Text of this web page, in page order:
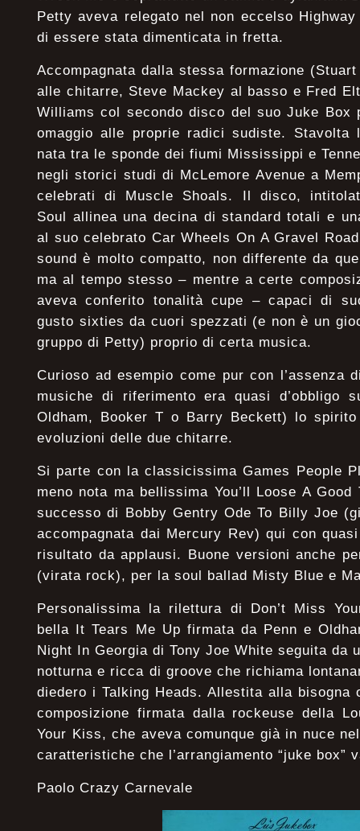
Petty aveva relegato nel non eccelso
di essere stata dimenticata in fretta.
Accompagnata dalla stessa formazione
alle chitarre, Steve Mackey al basso e Fred
Williams col secondo disco del suo Juke Box
omaggio alle proprie radici sudiste. Stavolta
nata tra le sponde dei fiumi Mississippi e
negli storici studi di McLemore Avenue a
celebrati di Muscle Shoals. Il disco,
Soul allinea una decina di standard totali e
al suo celebrato Car Wheels On A Gravel
sound è molto compatto, non differente da
ma al tempo stesso – mentre a certe
aveva conferito tonalità cupe – capaci di
gusto sixties da cuori spezzati (e non è un
gruppo di Petty) proprio di certa musica.
Curioso ad esempio come pur con l’assenza
musiche di riferimento era quasi d’obbligo
Oldham, Booker T o Barry Beckett) lo
evoluzioni delle due chitarre.
Si parte con la classicissima Games People
meno nota ma bellissima You’ll Loose A
successo di Bobby Gentry Ode To Billy Joe
accompagnata dai Mercury Rev) qui con
risultato da applausi. Buone versioni anche
(virata rock), per la soul ballad Misty Blue e
Personalissima la rilettura di Don’t Miss
bella It Tears Me Up firmata da Penn e
Night In Georgia di Tony Joe White seguita da
notturna e ricca di groove che richiama
diedero i Talking Heads. Allestita alla bisogna
composizione firmata dalla rockeuse della
Your Kiss, che aveva comunque già in nuce
caratteristiche che l’arrangiamento “juke box”
Paolo Crazy Carnevale